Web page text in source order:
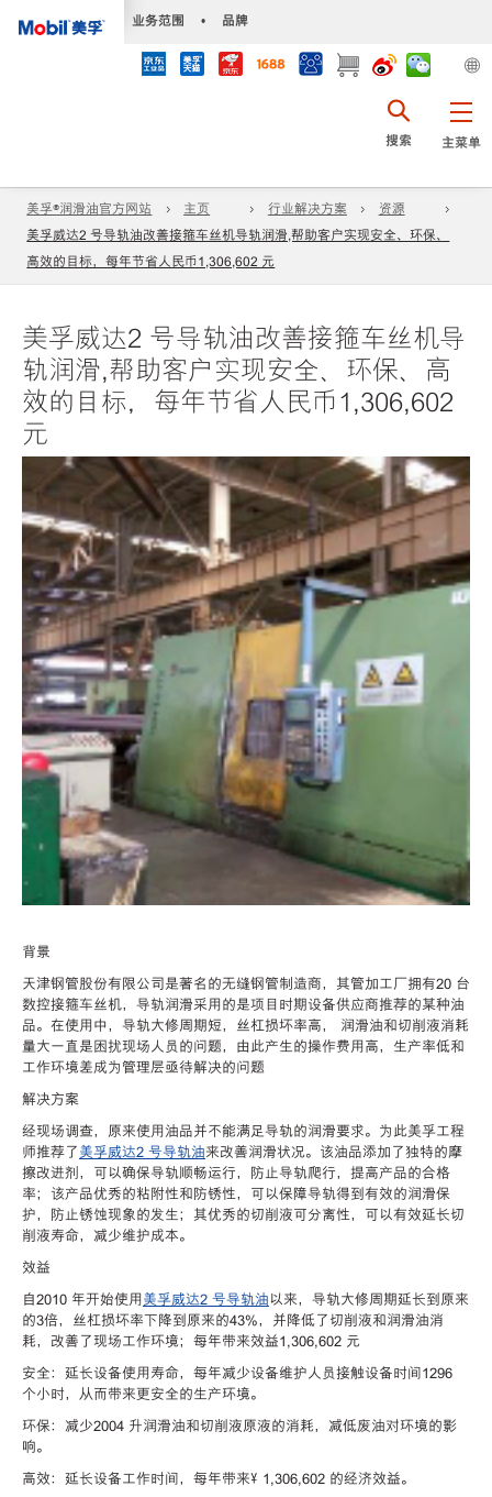
业务范围 • 品牌
主菜单
搜索
美孚®润滑油官方网站 主页 行业解决方案
资源
美孚威达2 号导轨油改善接箍车丝机导轨润滑,帮助客户实现安全、环保、
高效的目标，每年节省人民币1,306,602 元
美孚威达2 号导轨油改善接箍车丝机导
轨润滑,帮助客户实现安全、环保、高
效的目标，每年节省人民币1,306,602
元
背景
天津钢管股份有限公司是著名的无缝钢管制造商，其管加工厂拥有20 台
数控接箍车丝机，导轨润滑采用的是项目时期设备供应商推荐的某种油
品。在使用中，导轨大修周期短，丝杠损坏率高， 润滑油和切削液消耗
量大一直是困扰现场人员的问题，由此产生的操作费用高，生产率低和
工作环境差成为管理层亟待解决的问题
解决方案
经现场调查，原来使用油品并不能满足导轨的润滑要求。为此美孚工程
师推荐了 美孚威达2 号导轨油来改善润滑状况。该油品添加了独特的摩
擦改进剂，可以确保导轨顺畅运行，防止导轨爬行，提高产品的合格
率；该产品优秀的粘附性和防锈性，可以保障导轨得到有效的润滑保
护，防止锈蚀现象的发生；其优秀的切削液可分离性，可以有效延长切
削液寿命，减少维护成本。
效益
自2010 年开始使用 美孚威达2 号导轨油 以来，导轨大修周期延长到原来
的3倍，丝杠损坏率下降到原来的43%，并降低了切削液和润滑油消
耗，改善了现场工作环境；每年带来效益1,306,602 元
安全：延长设备使用寿命，每年减少设备维护人员接触设备时间1296
个小时，从而带来更安全的生产环境。
环保：减少2004 升润滑油和切削液原液的消耗，减低废油对环境的影
响。
高效：延长设备工作时间，每年带来¥ 1,306,602 的经济效益。